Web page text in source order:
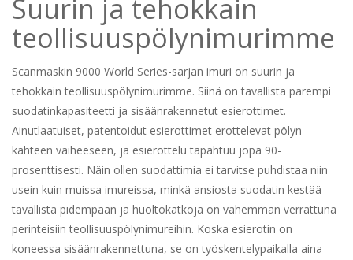
Suurin ja tehokkain
teollisuuspölynimurimme
Scanmaskin 9000 World Series-sarjan imuri on suurin ja
tehokkain teollisuuspölynimurimme. Siinä on tavallista parempi
suodatinkapasiteetti ja sisäänrakennetut esierottimet.
Ainutlaatuiset, patentoidut esierottimet erottelevat pölyn
kahteen vaiheeseen, ja esierottelu tapahtuu jopa 90-
prosenttisesti. Näin ollen suodattimia ei tarvitse puhdistaa niin
usein kuin muissa imureissa, minkä ansiosta suodatin kestää
tavallista pidempään ja huoltokatkoja on vähemmän verrattuna
perinteisiin teollisuuspölynimureihin. Koska esierotin on
koneessa sisäänrakennettuna, se on työskentelypaikalla aina